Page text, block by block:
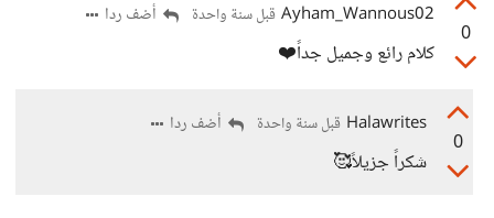
0
Ayham_Wannous02 قبل سنة واحدة أضف ردا
كلام رائع وجميل جداً❤️
0
Halawrites قبل سنة واحدة أضف ردا
شكراً جزيلاً🥰